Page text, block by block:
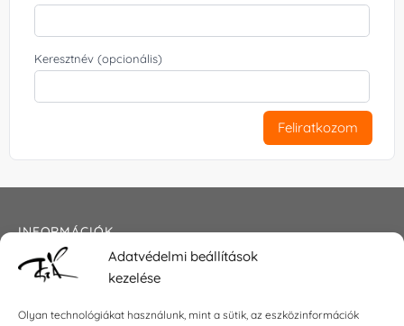
Adatvédelmi beállítások
kezelése
Olyan technológiákat használunk, mint a sütik, az eszközinformációk
Keresztnév (opcionális)
Feliratkozom
INFORMÁCIÓK
Általános szerződési feltételek
Impresszum